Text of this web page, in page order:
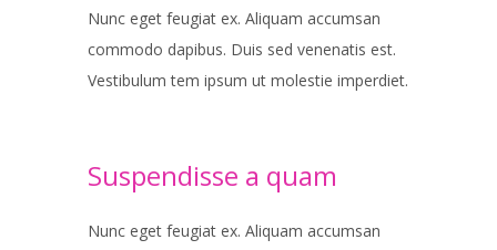
Nunc eget feugiat ex. Aliquam accumsan
commodo dapibus. Duis sed venenatis est.
Vestibulum tem ipsum ut molestie imperdiet.
Suspendisse a quam
Nunc eget feugiat ex. Aliquam accumsan